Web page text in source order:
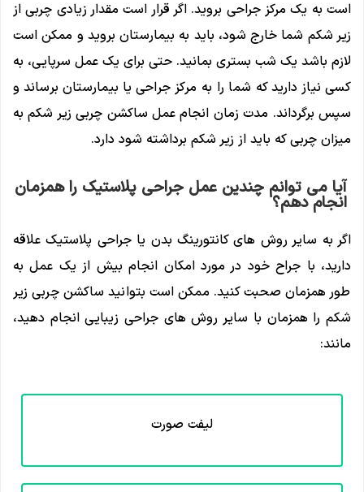
است به یک مرکز جراحی بروید. اگر قرار است مقدار زیادی چربی از
زیر شکم شما خارج شود، باید به بیمارستان بروید و ممکن است
لازم باشد یک شب بستری بمانید. حتی برای یک عمل سرپایی، به
کسی نیاز دارید که شما را به مرکز جراحی یا بیمارستان برساند و
سپس برگرداند. مدت زمان انجام عمل ساکشن چربی زیر شکم به
میزان چربی که باید از زیر شکم برداشته شود دارد.
آیا می توانم چندین عمل جراحی پلاستیک را همزمان
انجام دهم؟
اگر به سایر روش‌ های کانتورینگ بدن یا جراحی پلاستیک علاقه
دارید، با جراح خود در مورد امکان انجام بیش از یک عمل به
طور همزمان صحبت کنید. ممکن است بتوانید ساکشن چربی زیر
شکم را همزمان با سایر روش های جراحی زیبایی انجام دهید،
مانند:
لیفت صورت